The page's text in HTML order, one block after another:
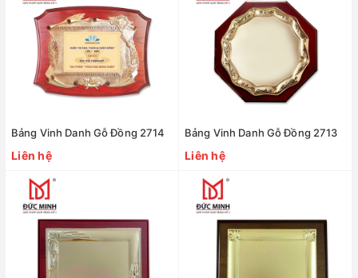
Bảng Vinh Danh Gỗ Đồng 2714
Liên hệ
Bảng Vinh Danh Gỗ Đồng 2713
Liên hệ